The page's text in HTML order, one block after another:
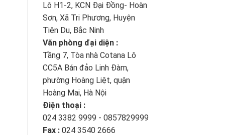
Lô H1-2, KCN Đại Đồng- Hoàn
Sơn, Xã Tri Phương, Huyện
Tiên Du, Bắc Ninh
Văn phòng đại diện :
Tầng 7, Tòa nhà Cotana Lô
CC5A Bán đảo Linh Đàm,
phường Hoàng Liệt, quận
Hoàng Mai, Hà Nội
Điện thoại :
024 3382 9999 - 0857829999
Fax : 024 3540 2666